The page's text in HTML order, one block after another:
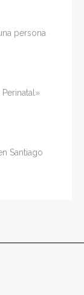
persona
Santiago